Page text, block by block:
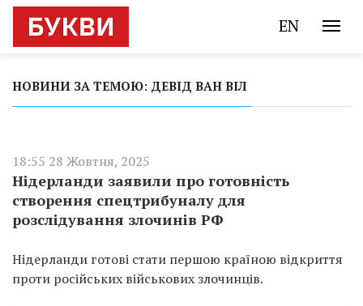
EN
НОВИНИ ЗА ТЕМОЮ: ДЕВІД ВАН ВІЛ
18:55 28 Жовтня, 2025
Нідерланди заявили про готовність
створення спецтрибуналу для
розслідування злочинів РФ
Нідерланди готові стати першою країною відкриття
проти російських військових злочинців.